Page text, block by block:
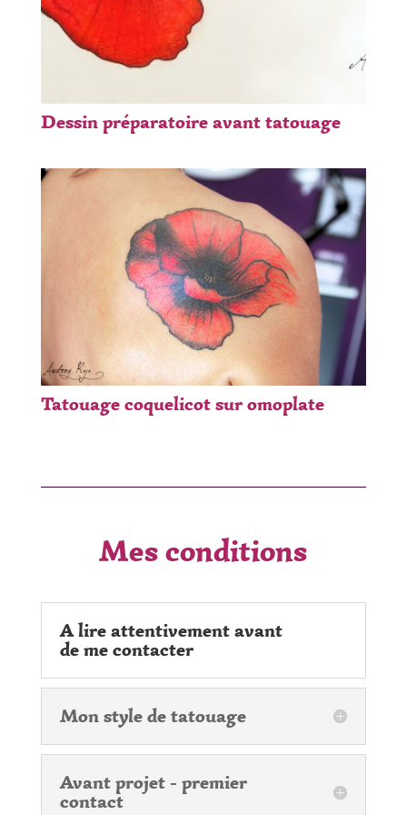
Dessin préparatoire avant tatouage
Tatouage coquelicot sur omoplate
Mes conditions
A lire attentivement avant
de me contacter
Mon style de tatouage
Avant projet - premier
contact